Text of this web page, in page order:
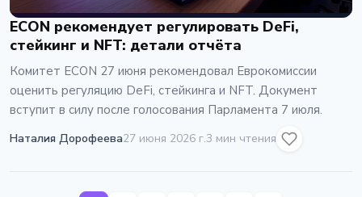
ECON рекомендует регулировать DeFi,
стейкинг и NFT: детали отчёта
Комитет ECON 27 июня рекомендовал Еврокомиссии
оценить регуляцию DeFi, стейкинга и NFT. Документ
вступит в силу после голосования Парламента 7 июля.
Наталия Дорофеева27 июня 2026 г.3 мин чтения